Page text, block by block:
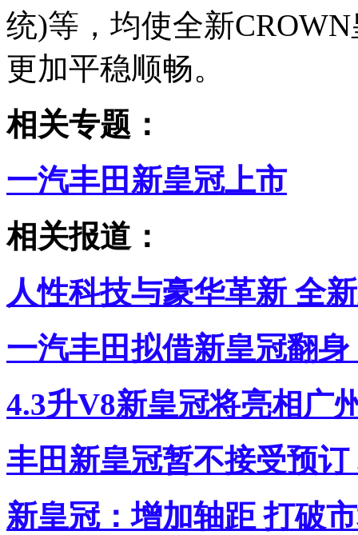
统)等，均使全新
更加平稳顺畅。
相关专题：
一汽丰田新皇冠上市
相关报道：
人性科技与豪华革新 全
一汽丰田拟借新皇冠翻
4.3升V8新皇冠将亮相广
丰田新皇冠暂不接受预订
新皇冠：增加轴距 打破